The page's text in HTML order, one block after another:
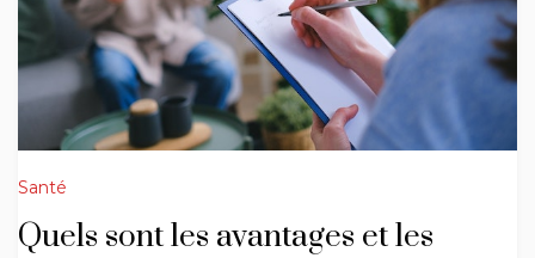
Santé
Quels sont les avantages et les